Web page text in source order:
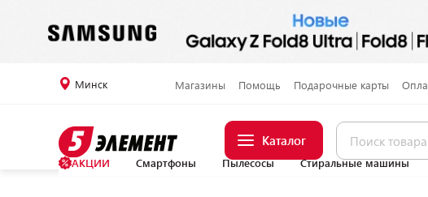
Минск Магазины Помощь Подарочные карты
Каталог
АКЦИИ Смартфоны Пылесосы Стиральные машины